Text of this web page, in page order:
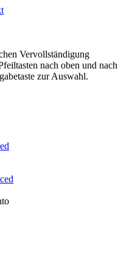
Vervollständigung
nach oben und nach
zur Auswahl.